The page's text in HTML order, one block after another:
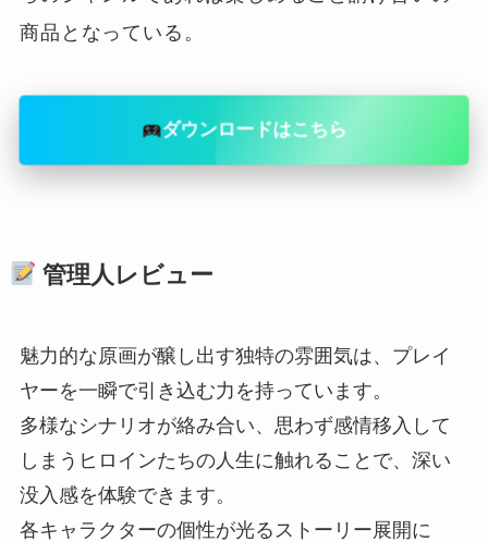
ダウンロードはこちら
管理人レビュー
魅力的な原画が醸し出す独特の雰囲気は、プレイ
ヤーを一瞬で引き込む力を持っています。
多様なシナリオが絡み合い、思わず感情移入して
しまうヒロインたちの人生に触れることで、深い
没入感を体験できます。
各キャラクターの個性が光るストーリー展開に